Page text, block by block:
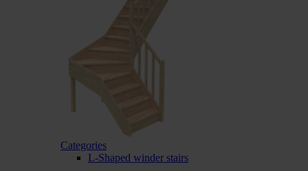
Categories
L-Shaped winder stairs